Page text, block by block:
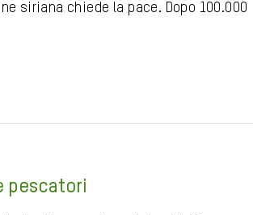
siriana chiede la pace. Dopo 100.000
pescatori